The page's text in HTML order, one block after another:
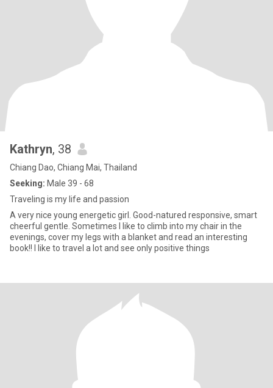
Kathryn, 38
Chiang Dao, Chiang Mai, Thailand
Seeking: Male 39 - 68
Traveling is my life and passion
A very nice young energetic girl. Good-natured responsive, smart
cheerful gentle. Sometimes I like to climb into my chair in the
evenings, cover my legs with a blanket and read an interesting
book!! I like to travel a lot and see only positive things